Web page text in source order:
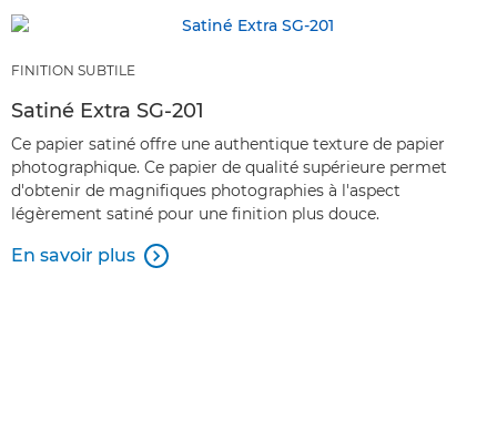
FINITION SUBTILE
Satiné Extra SG-201
Ce papier satiné offre une authentique texture de papier
photographique. Ce papier de qualité supérieure permet
d'obtenir de magnifiques photographies à l'aspect
légèrement satiné pour une finition plus douce.
En savoir plus 